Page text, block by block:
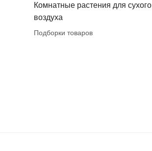
Комнатные растения для сухого
воздуха
Подборки товаров